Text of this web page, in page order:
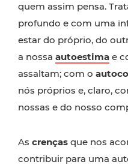
quem assim pensa.
profundo e com uma
estar do próprio, do
a nossa autoestima e
assaltam; com o
nós próprios e, claro,
nossas e do nosso
As crenças que nos
contribuir para uma